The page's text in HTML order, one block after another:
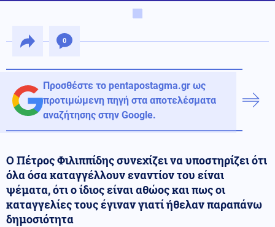
0
Προσθέστε το pentapostagma.gr ως
προτιμώμενη πηγή στα αποτελέσματα
αναζήτησης στην Google.
Ο Πέτρος Φιλιππίδης συνεχίζει να υποστηρίζει ότι
όλα όσα καταγγέλλουν εναντίον του είναι
ψέματα, ότι ο ίδιος είναι αθώος και πως οι
καταγγελίες τους έγιναν γιατί ήθελαν παραπάνω
δημοσιότητα